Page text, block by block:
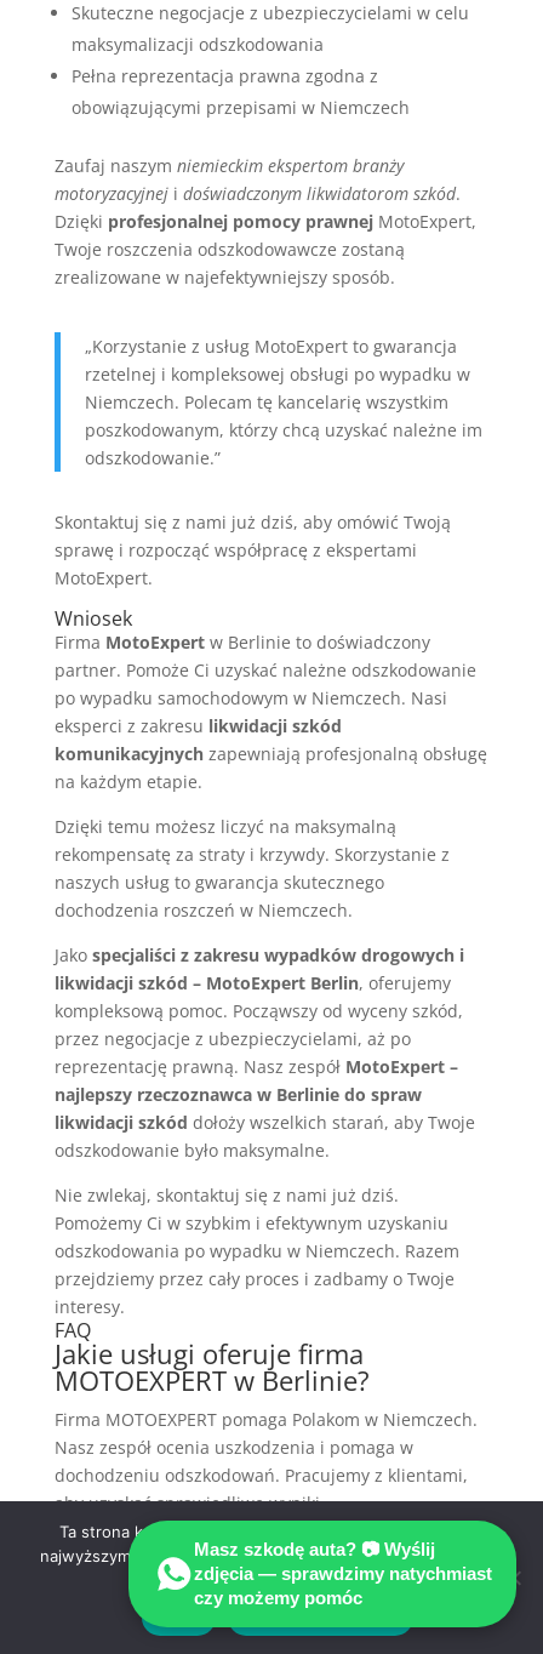
Skuteczne negocjacje z ubezpieczycielami w celu
maksymalizacji odszkodowania
Pełna reprezentacja prawna zgodna z
obowiązującymi przepisami w Niemczech
Zaufaj naszym niemieckim ekspertom branży
motoryzacyjneji doświadczonym likwidatorom szkód.
Dzięki profesjonalnej pomocy prawnejMotoExpert,
Twoje roszczenia odszkodowawcze zostaną
zrealizowane w najefektywniejszy sposób.
„Korzystanie z usług MotoExpert to gwarancja
rzetelnej i kompleksowej obsługi po wypadku w
Niemczech. Polecam tę kancelarię wszystkim
poszkodowanym, którzy chcą uzyskać należne im
odszkodowanie.”
Skontaktuj się z nami już dziś, aby omówić Twoją
sprawę i rozpocząć współpracę z ekspertami
MotoExpert.
Wniosek
Firma MotoExpertw Berlinie to doświadczony
partner. Pomoże Ci uzyskać należne odszkodowanie
po wypadku samochodowym w Niemczech. Nasi
eksperci z zakresu likwidacji szkód
komunikacyjnychzapewniają profesjonalną obsługę
na każdym etapie.
Dzięki temu możesz liczyć na maksymalną
rekompensatę za straty i krzywdy. Skorzystanie z
naszych usług to gwarancja skutecznego
dochodzenia roszczeń w Niemczech.
Jako specjaliści z zakresu wypadków drogowych i
likwidacji szkód – MotoExpert Berlin, oferujemy
kompleksową pomoc. Począwszy od wyceny szkód,
przez negocjacje z ubezpieczycielami, aż po
reprezentację prawną. Nasz zespół MotoExpert –
najlepszy rzeczoznawca w Berlinie do spraw
likwidacji szkód dołoży wszelkich starań, aby Twoje
odszkodowanie było maksymalne.
Nie zwlekaj, skontaktuj się z nami już dziś.
Pomożemy Ci w szybkim i efektywnym uzyskaniu
odszkodowania po wypadku w Niemczech. Razem
przejdziemy przez cały proces i zadbamy o Twoje
interesy.
FAQ
Jakie usługi oferuje firma
MOTOEXPERT w Berlinie?
Firma MOTOEXPERT pomaga Polakom w Niemczech.
Nasz zespół ocenia uszkodzenia i pomaga w
dochodzeniu odszkodowań. Pracujemy z klientami,
aby uzyskać sprawiedliwe wyniki.
Jakim doświadczeniem i
kwalifikacjami dysponuje zespół
MOTOEXPERT?
W MOTOEXPERT pracują doświadczeni
Masz szkodę auta? 📷 Wyślij
zdjęcia — sprawdzimy natychmiast
czy możemy pomóc
Ta strona korzysta z ciasteczek aby świadczyć usługi na
najwyższym poziomie. Dalsze korzystanie ze strony oznacza,
że zgadzasz się na ich użycie.